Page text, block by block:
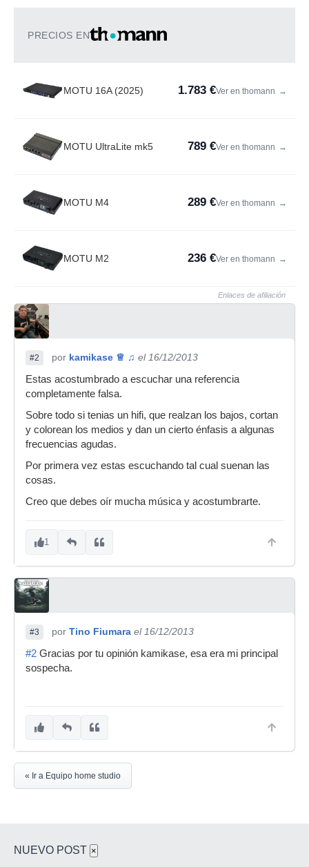
PRECIOS EN
MOTU 16A (2025) 1.783 €Ver en thomann →
MOTU UltraLite mk5 789 €Ver en thomann →
MOTU M4 289 €Ver en thomann →
MOTU M2 236 €Ver en thomann →
Enlaces de afiliación
#2 por kamikase ♕ ♫ el 16/12/2013
Estas acostumbrado a escuchar una referencia
completamente falsa.
Sobre todo si tenias un hifi, que realzan los bajos, cortan
y colorean los medios y dan un cierto énfasis a algunas
frecuencias agudas.
Por primera vez estas escuchando tal cual suenan las
cosas.
Creo que debes oír mucha música y acostumbrarte.
1
#3 por Tino Fiumara el 16/12/2013
#2 Gracias por tu opinión kamikase, esa era mi principal
sospecha.
« Ir a Equipo home studio
NUEVO POST ×